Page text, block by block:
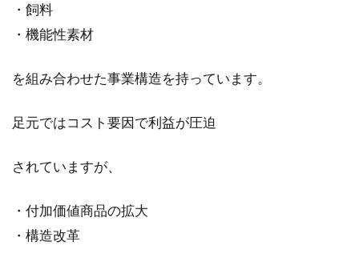
・飼料
・機能性素材
を組み合わせた事業構造を持っています。
足元ではコスト要因で利益が圧迫
されていますが、
・付加価値商品の拡大
・構造改革